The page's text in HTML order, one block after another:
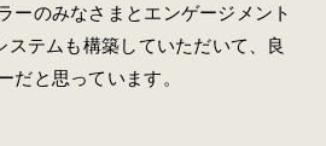
ーのみなさまとエンゲージメント
ステムも構築していただいて、良
だと思っています。